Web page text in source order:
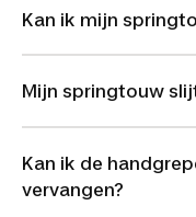
Kan ik mijn
Mijn springtouw
Kan ik de
vervangen?